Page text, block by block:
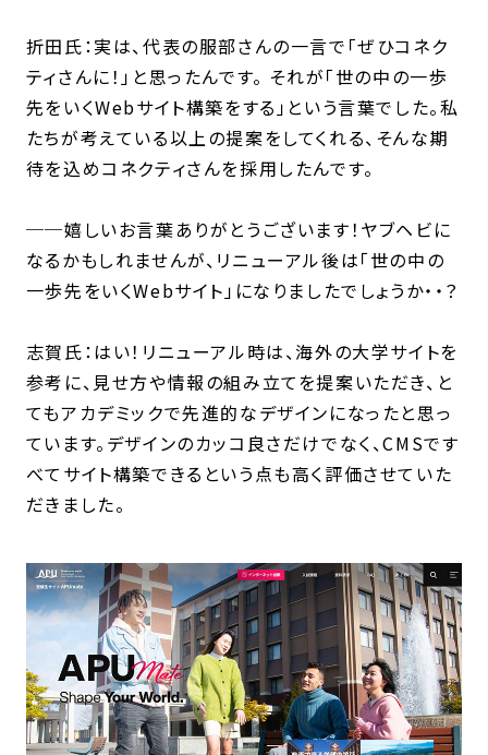
折田氏：実は、代表の服部さんの一言で「ぜひコネク
ティさんに！」と思ったんです。 それが「世の中の一歩
先をいくWebサイト構築をする」という言葉でした。私
たちが考えている以上の提案をしてくれる、そんな期
待を込めコネクティさんを採用したんです。
──嬉しいお言葉ありがとうございます！ヤブヘビに
なるかもしれませんが、リニューアル後は「世の中の
一歩先をいくWebサイト」になりましたでしょうか・・？
志賀氏：はい！リニューアル時は、海外の大学サイトを
参考に、見せ方や情報の組み立てを提案いただき、と
てもアカデミックで先進的なデザインになったと思っ
ています。デザインのカッコ良さだけでなく、CMSです
べてサイト構築できるという点も高く評価させていた
だきました。